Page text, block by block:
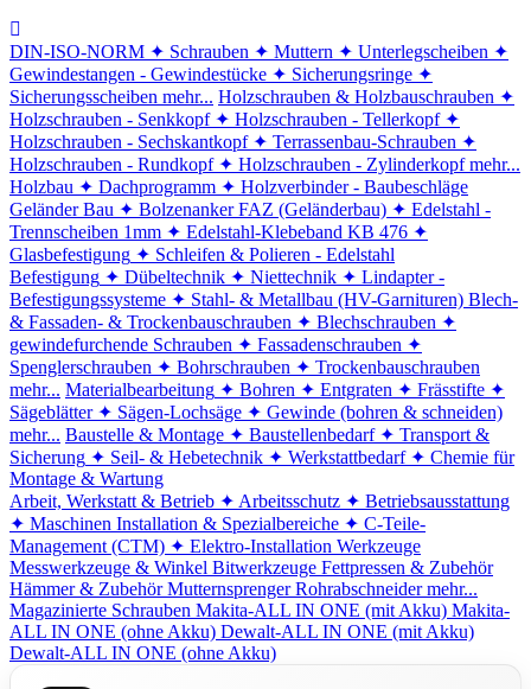
DIN-ISO-NORM ✦ Schrauben ✦ Muttern ✦ Unterlegscheiben ✦
Gewindestangen - Gewindestücke ✦ Sicherungsringe ✦
Sicherungsscheiben mehr... Holzschrauben & Holzbauschrauben ✦
Holzschrauben - Senkkopf ✦ Holzschrauben - Tellerkopf ✦
Holzschrauben - Sechskantkopf ✦ Terrassenbau-Schrauben ✦
Holzschrauben - Rundkopf ✦ Holzschrauben - Zylinderkopf mehr...
Holzbau ✦ Dachprogramm ✦ Holzverbinder - Baubeschläge
Geländer Bau ✦ Bolzenanker FAZ (Geländerbau) ✦ Edelstahl -
Trennscheiben 1mm ✦ Edelstahl-Klebeband KB 476 ✦
Glasbefestigung ✦ Schleifen & Polieren - Edelstahl
Befestigung ✦ Dübeltechnik ✦ Niettechnik ✦ Lindapter -
Befestigungssysteme ✦ Stahl- & Metallbau (HV-Garnituren) Blech-
& Fassaden- & Trockenbauschrauben ✦ Blechschrauben ✦
gewindefurchende Schrauben ✦ Fassadenschrauben ✦
Spenglerschrauben ✦ Bohrschrauben ✦ Trockenbauschrauben
mehr... Materialbearbeitung ✦ Bohren ✦ Entgraten ✦ Frässtifte ✦
Sägeblätter ✦ Sägen-Lochsäge ✦ Gewinde (bohren & schneiden)
mehr... Baustelle & Montage ✦ Baustellenbedarf ✦ Transport &
Sicherung ✦ Seil- & Hebetechnik ✦ Werkstattbedarf ✦ Chemie für
Montage & Wartung
Arbeit, Werkstatt & Betrieb ✦ Arbeitsschutz ✦ Betriebsausstattung
✦ Maschinen Installation & Spezialbereiche ✦ C-Teile-
Management (CTM) ✦ Elektro-Installation Werkzeuge
Messwerkzeuge & Winkel Bitwerkzeuge Fettpressen & Zubehör
Hämmer & Zubehör Mutternsprenger Rohrabschneider mehr...
Magazinierte Schrauben Makita-ALL IN ONE (mit Akku) Makita-
ALL IN ONE (ohne Akku) Dewalt-ALL IN ONE (mit Akku)
Dewalt-ALL IN ONE (ohne Akku)